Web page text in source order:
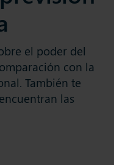
el poder del
con la
También te
las